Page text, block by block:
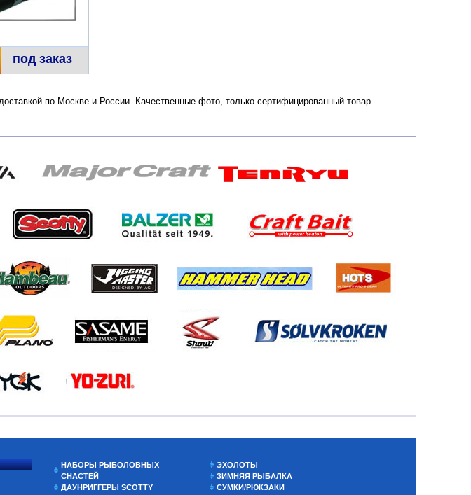
под заказ
по Москве и России. Качественные фото, только сертифицированный товар.
НАБОРЫ РЫБОЛОВНЫХ
СНАСТЕЙ
ДАУНРИГГЕРЫ SCOTTY
ЭХОЛОТЫ
ЗИМНЯЯ РЫБАЛКА
СУМКИ/РЮКЗАКИ